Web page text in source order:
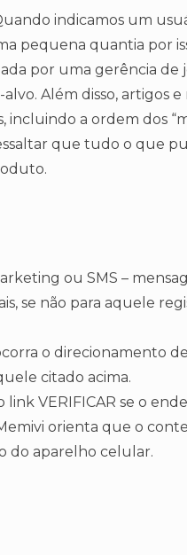
indicamos um
pequena quantia por
por uma gerência de
Além disso, artigos
a ordem dos
que tudo o que
ou SMS –
se não para aquele
o direcionamento
citado acima.
link VERIFICAR se o
orienta que o
do aparelho celular.